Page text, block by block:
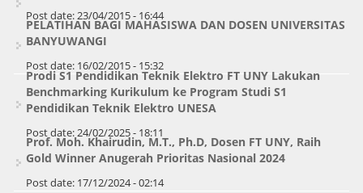
Post date:23/04/2015 - 16:44
PELATIHAN BAGI MAHASISWA DAN DOSEN UNIVERSITAS
BANYUWANGI
Post date: 16/02/2015 - 15:32
Prodi S1 Pendidikan Teknik Elektro FT UNY Lakukan
Benchmarking Kurikulum ke Program Studi S1
Pendidikan Teknik Elektro UNESA
Post date:24/02/2025 - 18:11
Prof. Moh. Khairudin, M.T., Ph.D, Dosen FT UNY, Raih
Gold Winner Anugerah Prioritas Nasional 2024
Post date: 17/12/2024 - 02:14